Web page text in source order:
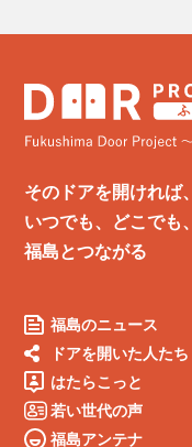
そのドアを開ければ、
いつでも、どこでも、
福島とつながる
福島のニュース
ドアを開いた人たち
はたらこっと
若い世代の声
福島アンテナ